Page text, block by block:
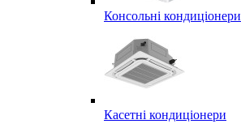
Консольні кондиціонери
Касетні кондиціонери